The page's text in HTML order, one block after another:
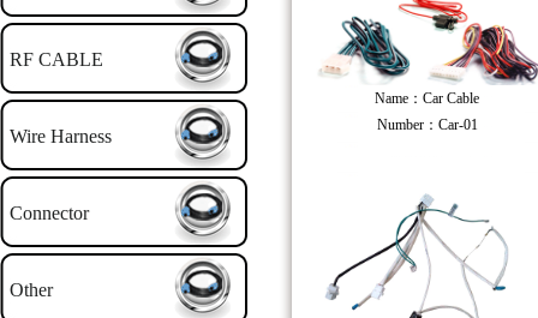
RF CABLE
Wire Harness
Connector
Other
Name：Car Cable
Number：Car-01